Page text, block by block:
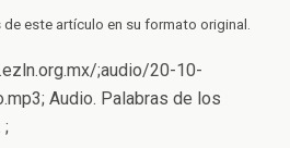
este artículo en su formato original.
;audio/20-10-
Audio. Palabras de los
;